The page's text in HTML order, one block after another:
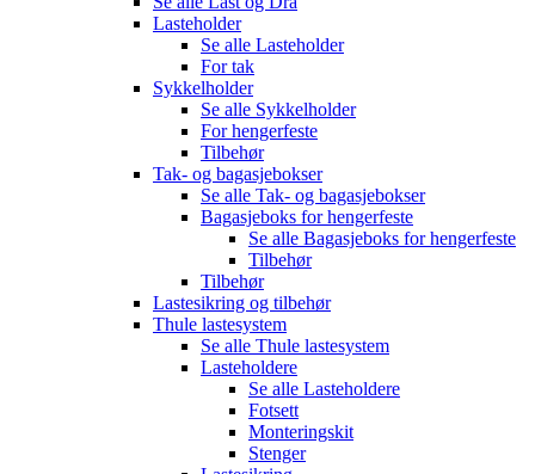
Lasteholder
Se alle Lasteholder
For tak
Sykkelholder
Se alle Sykkelholder
For hengerfeste
Tilbehør
Tak- og bagasjebokser
Se alle Tak- og bagasjebokser
Bagasjeboks for hengerfeste
Se alle Bagasjeboks for hengerfeste
Tilbehør
Tilbehør
Lastesikring og tilbehør
Thule lastesystem
Se alle Thule lastesystem
Lasteholdere
Se alle Lasteholdere
Fotsett
Monteringskit
Stenger